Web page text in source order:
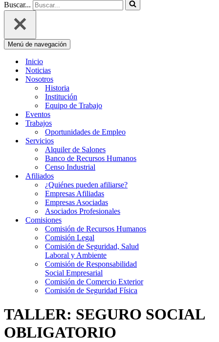
Buscar...
Menú de navegación
Inicio
Noticias
Nosotros
Historia
Institución
Equipo de Trabajo
Eventos
Trabajos
Oportunidades de Empleo
Servicios
Alquiler de Salones
Banco de Recursos Humanos
Censo Industrial
Afiliados
¿Quiénes pueden afiliarse?
Empresas Afiliadas
Empresas Asociadas
Asociados Profesionales
Comisiones
Comisión de Recursos Humanos
Comisión Legal
Comisión de Seguridad, Salud
Laboral y Ambiente
Comisión de Responsabilidad
Social Empresarial
Comisión de Comercio Exterior
Comisión de Seguridad Física
TALLER: SEGURO SOCIAL
OBLIGATORIO